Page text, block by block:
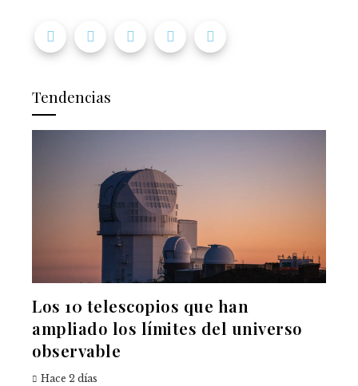
Tendencias
Los 10 telescopios que han
ampliado los límites del universo
observable
Hace 2 días